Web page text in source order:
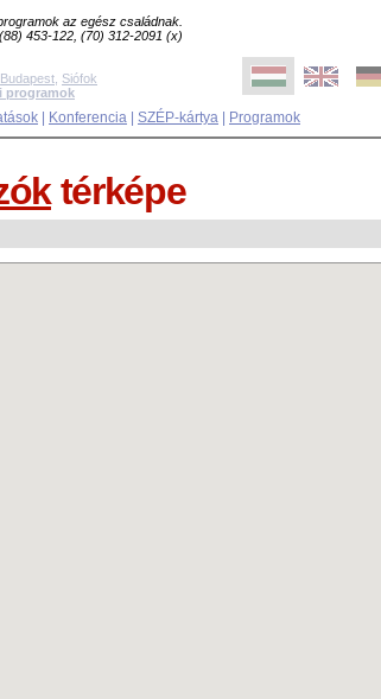
az egész családnak.
453-122, (70) 312-2091 (x)
Budapest Siófok
programok
Konferencia SZÉP-kártya Programok
térképe